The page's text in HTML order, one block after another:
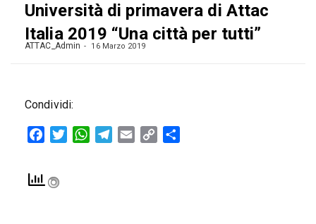
Università di primavera di Attac
Italia 2019 “Una città per tutti”
ATTAC_Admin 16 Marzo 2019
Condividi:
FacebookTwitterWhatsAppTelegram
Email
Copy